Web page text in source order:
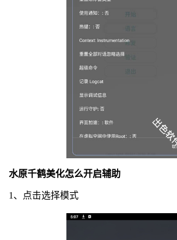
水原千鹤美化怎么开启辅助
1、点击选择模式